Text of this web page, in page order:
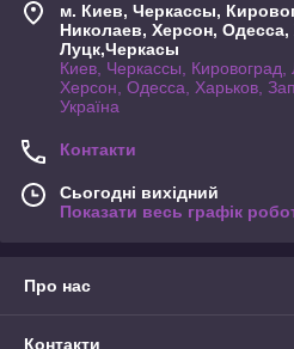
м. Киев, Черкассы,
Николаев, Херсон,
Луцк,Черкасы
Киев, Черкассы,
Херсон, Одесса, Харьков,
Україна
Контакти
Сьогодні вихідний
Показати весь графік
Про нас
Контакти